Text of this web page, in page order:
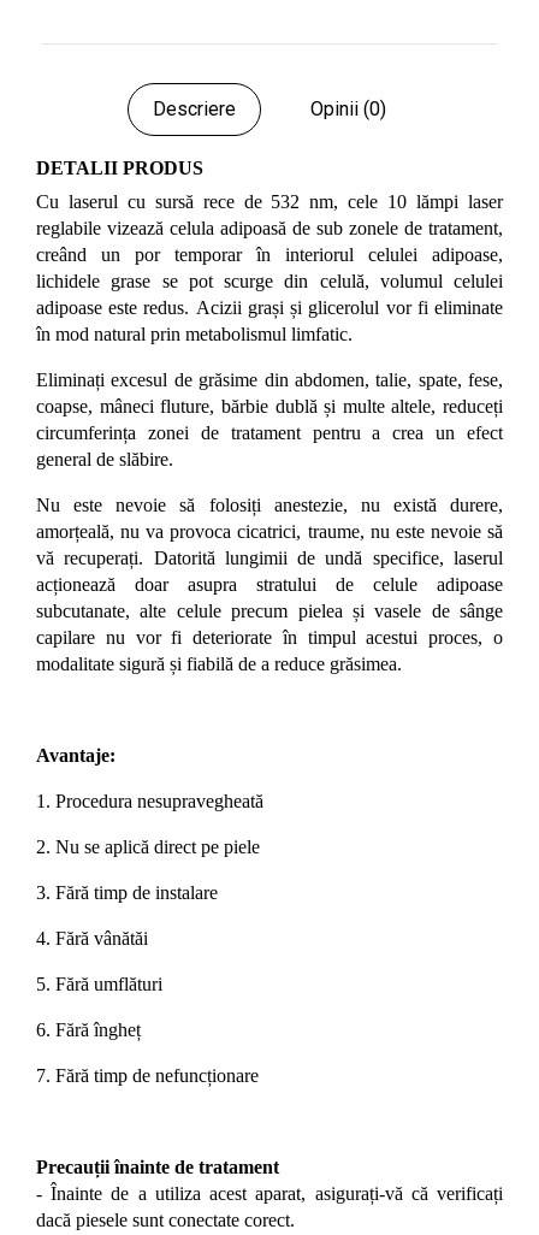
Descriere Opinii (0)
DETALII PRODUS
Cu laserul cu sursă rece de 532 nm, cele 10 lămpi laser
reglabile vizează celula adipoasă de sub zonele de tratament,
creând un por temporar în interiorul celulei adipoase,
lichidele grase se pot scurge din celulă, volumul celulei
adipoase este redus. Acizii grași și glicerolul vor fi eliminate
în mod natural prin metabolismul limfatic.
Eliminați excesul de grăsime din abdomen, talie, spate, fese,
coapse, mâneci fluture, bărbie dublă și multe altele, reduceți
circumferința zonei de tratament pentru a crea un efect
general de slăbire.
Nu este nevoie să folosiți anestezie, nu există durere,
amorțeală, nu va provoca cicatrici, traume, nu este nevoie să
vă recuperați. Datorită lungimii de undă specifice, laserul
acționează doar asupra stratului de celule adipoase
subcutanate, alte celule precum pielea și vasele de sânge
capilare nu vor fi deteriorate în timpul acestui proces, o
modalitate sigură și fiabilă de a reduce grăsimea.
Avantaje:
1. Procedura nesupravegheată
2. Nu se aplică direct pe piele
3. Fără timp de instalare
4. Fără vânătăi
5. Fără umflături
6. Fără îngheț
7. Fără timp de nefuncționare
Precauții înainte de tratament
- Înainte de a utiliza acest aparat, asigurați-vă că verificați
dacă piesele sunt conectate corect.